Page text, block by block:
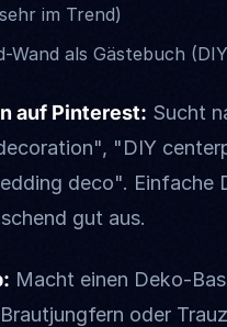
im Trend)
Wand als Gästebuch
auf Pinterest: Sucht
"DIY
deco". Einfache
gut aus.
Macht einen Deko-
oder